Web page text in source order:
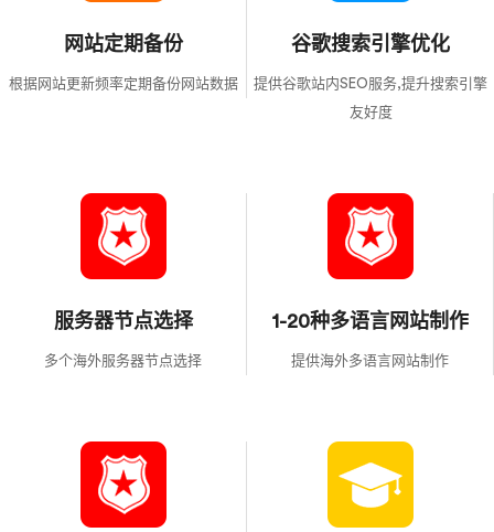
网站定期备份
根据网站更新频率定期备份网站数据
谷歌搜索引擎优化
提供谷歌站内SEO服务,提升搜索引擎
友好度
服务器节点选择
多个海外服务器节点选择
1-20种多语言网站制作
提供海外多语言网站制作